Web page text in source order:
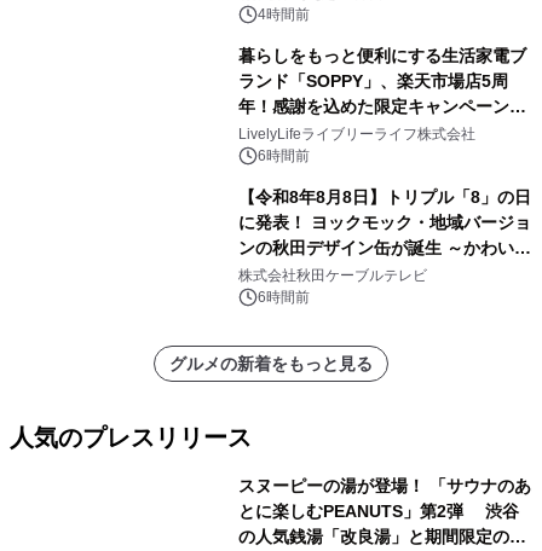
4時間前
暮らしをもっと便利にする生活家電ブ
ランド「SOPPY」、楽天市場店5周
年！感謝を込めた限定キャンペーンを
8月10日より開催
LivelyLifeライブリーライフ株式会社
6時間前
【令和8年8月8日】トリプル「8」の日
に発表！ ヨックモック・地域バージョ
ンの秋田デザイン缶が誕生 ～かわいい
秋田犬の子犬と秋田の四季と名所を巡
るパッケージ～ 9月1日(火)秋田県内で
株式会社秋田ケーブルテレビ
6時間前
グルメの新着をもっと見る
人気のプレスリリース
スヌーピーの湯が登場！ 「サウナのあ
とに楽しむPEANUTS」第2弾 渋谷
の人気銭湯「改良湯」と期間限定のコ